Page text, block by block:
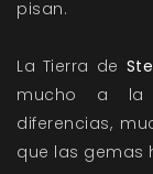
pisan.
La Tierra de
mucho a la
diferencias,
que las gemas